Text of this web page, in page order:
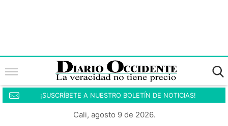
¡SUSCRÍBETE A NUESTRO BOLETÍN DE NOTICIAS!
Cali, agosto 9 de 2026.